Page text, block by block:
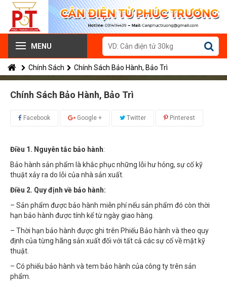
MENU
Chính Sách Chính Sách Bảo Hành, Bảo Trì
Chính Sách Bảo Hành, Bảo Trì
Facebook Google + Twitter Pinterest
Điều 1. Nguyên tắc bảo hành:
Bảo hành sản phẩm là khắc phục những lỗi hư hỏng, sự cố kỹ
thuật xảy ra do lỗi của nhà sản xuất.
Điều 2. Quy định về bảo hành:
– Sản phẩm được bảo hành miễn phí nếu sản phẩm đó còn thời
hạn bảo hành được tính kể từ ngày giao hàng.
– Thời hạn bảo hành được ghi trên Phiếu Bảo hành và theo quy
định của từng hãng sản xuất đối với tất cả các sự cố về mặt kỹ
thuật.
– Có phiếu bảo hành và tem bảo hành của công ty trên sản
phẩm.